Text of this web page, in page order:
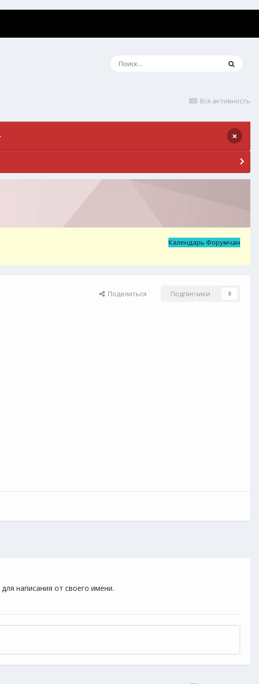
Вся активность
×
Календарь Форумчан
Поделиться Подписчики 0
для написания от своего имени.